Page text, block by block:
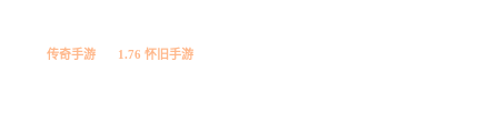
传奇手游 1.76 怀旧手游